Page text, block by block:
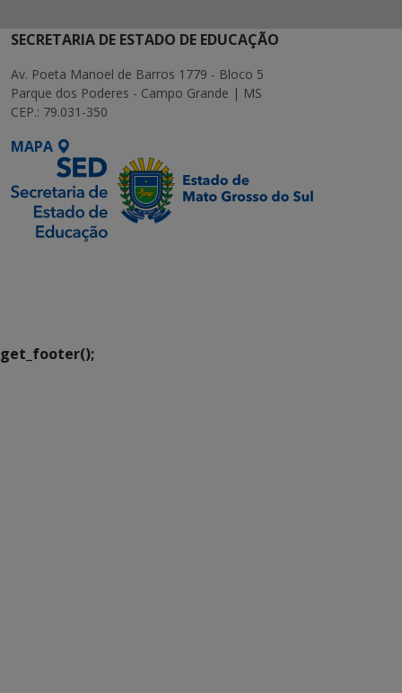
SECRETARIA DE ESTADO DE EDUCAÇÃO
Av. Poeta Manoel de Barros 1779 - Bloco 5
Parque dos Poderes - Campo Grande | MS
CEP.: 79.031-350
MAPA
get_footer();